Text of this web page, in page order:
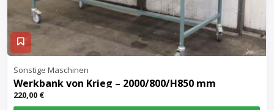
Sonstige Maschinen
Werkbankvon Krieg – 2000/800/H850 mm
220,00 €